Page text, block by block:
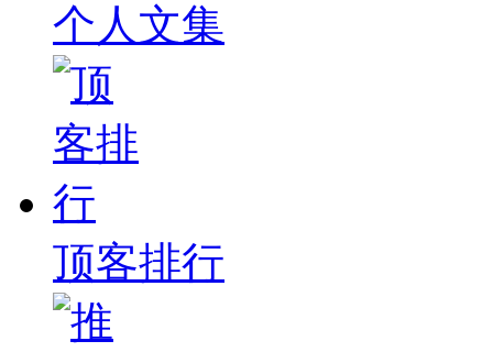
个人文集
顶客排行